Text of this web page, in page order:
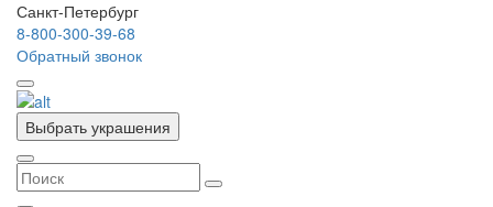
Санкт-Петербург
8-800-300-39-68
Обратный звонок
Выбрать украшения